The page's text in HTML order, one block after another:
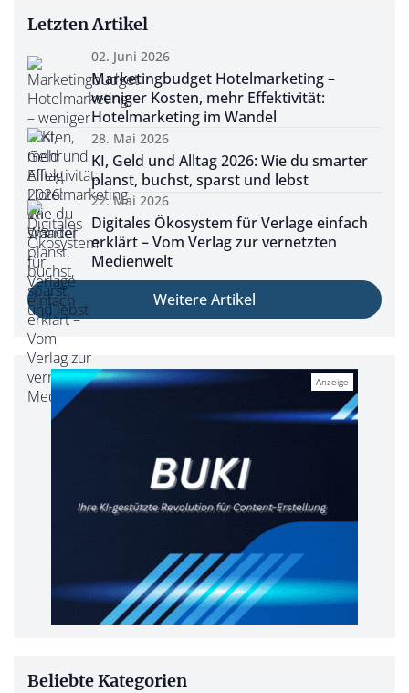
Letzten Artikel
02. Juni 2026
Marketingbudget Hotelmarketing –
weniger Kosten, mehr Effektivität:
Hotelmarketing im Wandel
28. Mai 2026
KI, Geld und Alltag 2026: Wie du smarter
planst, buchst, sparst und lebst
22. Mai 2026
Digitales Ökosystem für Verlage einfach
erklärt – Vom Verlag zur vernetzten
Medienwelt
Weitere Artikel
Beliebte Kategorien